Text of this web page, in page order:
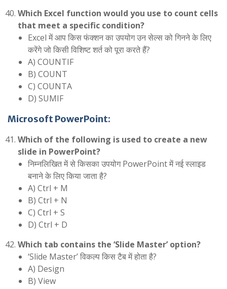
Which Excel function would you use to count cells
that meet a specific condition?
Excel में आप किस फंक्शन का उपयोग उन सेल्स को गिनने के लिए
करेंगे जो किसी विशिष्ट शर्त को पूरा करते हैं?
A) COUNTIF
B) COUNT
C) COUNTA
D) SUMIF
Microsoft PowerPoint:
Which of the following is used to create a new
slide in PowerPoint?
निम्नलिखित में से किसका उपयोग PowerPoint में नई स्लाइड
बनाने के लिए किया जाता है?
A) Ctrl + M
B) Ctrl + N
C) Ctrl + S
D) Ctrl + D
Which tab contains the ‘Slide Master’ option?
‘Slide Master’ विकल्प किस टैब में होता है?
A) Design
B) View